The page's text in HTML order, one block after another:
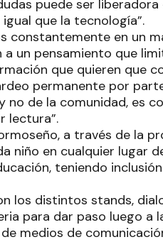
puede ser
que la tecnología”.
constantemente en un
un pensamiento que
que quieren que
permanente por
de la comunidad, es
lectura”.
a través de la
niño en cualquier lugar
teniendo
los distintos stands,
para dar paso luego a
medios de